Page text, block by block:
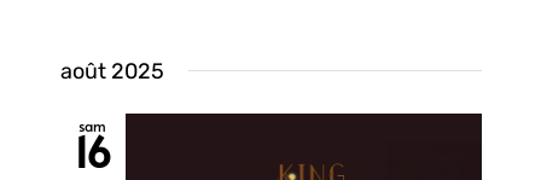
août 2025
sam
16